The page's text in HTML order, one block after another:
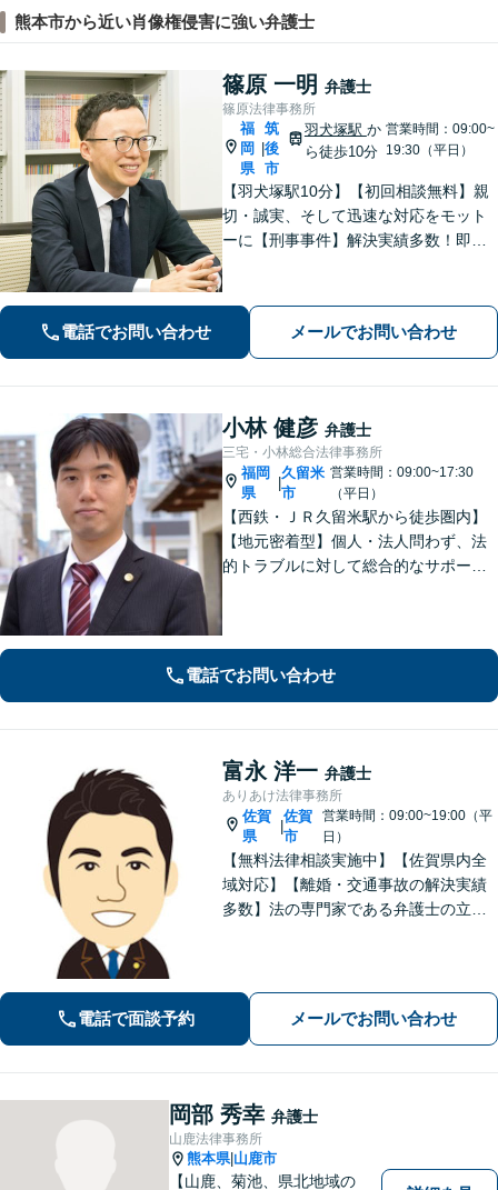
熊本市から近い肖像権侵害に強い弁護士
篠原 一明 弁護士
篠原法律事務所
福
岡
県
|
筑
後
市
羽犬塚駅 か
ら徒歩10分
営業時間：09:00~
19:30（平日）
【羽犬塚駅10分】【初回相談無料】親
切・誠実、そして迅速な対応をモット
ーに【刑事事件】解決実績多数！即時
選択肢と法的権利を明確にし、納得の
いく決断ができるよう支援いたします
電話でお問い合わせ メールでお問い合わせ
小林 健彦 弁護士
三宅・小林総合法律事務所
福岡
県
|
久留米
市
営業時間：09:00~17:30
（平日）
【西鉄・ＪＲ久留米駅から徒歩圏内】
【地元密着型】個人・法人問わず、法
的トラブルに対して総合的なサポート
電話でお問い合わせ
富永 洋一 弁護士
ありあけ法律事務所
佐賀
県
|
佐賀
市
営業時間：09:00~19:00（平
日）
【無料法律相談実施中】【佐賀県内全
域対応】【離婚・交通事故の解決実績
多数】法の専門家である弁護士の立場
電話で面談予約 メールでお問い合わせ
岡部 秀幸 弁護士
山鹿法律事務所
熊本県| 山鹿市
【山鹿、菊池、県北地域の